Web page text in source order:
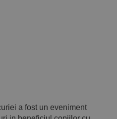
a fost un eveniment